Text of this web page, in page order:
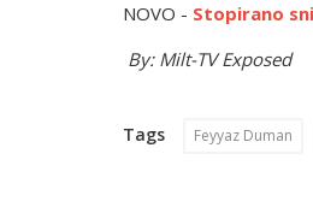
NOVO - Stopirano
By: Milt-TV Exposed
Tags Feyyaz Duman